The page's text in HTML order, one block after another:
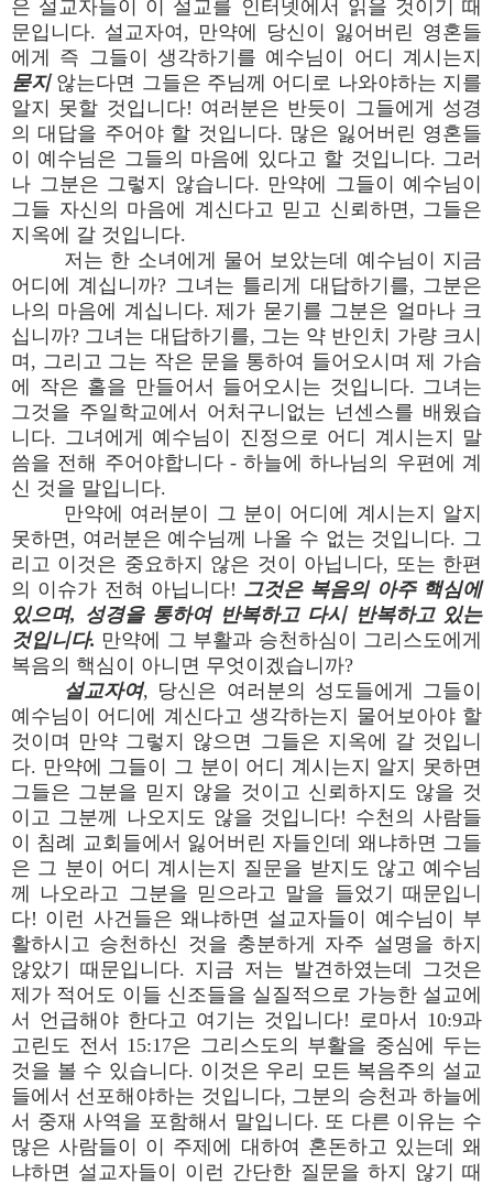
은 설교자들이 이 설교를 인터넷에서 읽을 것이기 때
문입니다. 설교자여, 만약에 당신이 잃어버린 영혼들
에게 즉 그들이 생각하기를 예수님이 어디 계시는지
묻지않는다면 그들은 주님께 어디로 나와야하는 지를
알지 못할 것입니다! 여러분은 반듯이 그들에게 성경
의 대답을 주어야 할 것입니다. 많은 잃어버린 영혼들
이 예수님은 그들의 마음에 있다고 할 것입니다. 그러
나 그분은 그렇지 않습니다. 만약에 그들이 예수님이
그들 자신의 마음에 계신다고 믿고 신뢰하면, 그들은
지옥에 갈 것입니다.
저는 한 소녀에게 물어 보았는데 예수님이 지금
어디에 계십니까? 그녀는 틀리게 대답하기를, 그분은
나의 마음에 계십니다. 제가 묻기를 그분은 얼마나 크
십니까? 그녀는 대답하기를, 그는 약 반인치 가량 크시
며, 그리고 그는 작은 문을 통하여 들어오시며 제 가슴
에 작은 홀을 만들어서 들어오시는 것입니다. 그녀는
그것을 주일학교에서 어처구니없는 넌센스를 배웠습
니다. 그녀에게 예수님이 진정으로 어디 계시는지 말
씀을 전해 주어야합니다 - 하늘에 하나님의 우편에 계
신 것을 말입니다.
만약에 여러분이 그 분이 어디에 계시는지 알지
못하면, 여러분은 예수님께 나올 수 없는 것입니다. 그
리고 이것은 중요하지 않은 것이 아닙니다, 또는 한편
의 이슈가 전혀 아닙니다! 그것은 복음의 아주 핵심에
있으며, 성경을 통하여 반복하고 다시 반복하고 있는
것입니다. 만약에 그 부활과 승천하심이 그리스도에게
복음의 핵심이 아니면 무엇이겠습니까?
설교자여, 당신은 여러분의 성도들에게 그들이
예수님이 어디에 계신다고 생각하는지 물어보아야 할
것이며 만약 그렇지 않으면 그들은 지옥에 갈 것입니
다. 만약에 그들이 그 분이 어디 계시는지 알지 못하면
그들은 그분을 믿지 않을 것이고 신뢰하지도 않을 것
이고 그분께 나오지도 않을 것입니다! 수천의 사람들
이 침례 교회들에서 잃어버린 자들인데 왜냐하면 그들
은 그 분이 어디 계시는지 질문을 받지도 않고 예수님
께 나오라고 그분을 믿으라고 말을 들었기 때문입니
다! 이런 사건들은 왜냐하면 설교자들이 예수님이 부
활하시고 승천하신 것을 충분하게 자주 설명을 하지
않았기 때문입니다. 지금 저는 발견하였는데 그것은
제가 적어도 이들 신조들을 실질적으로 가능한 설교에
서 언급해야 한다고 여기는 것입니다! 로마서 10:9과
고린도 전서 15:17은 그리스도의 부활을 중심에 두는
것을 볼 수 있습니다. 이것은 우리 모든 복음주의 설교
들에서 선포해야하는 것입니다, 그분의 승천과 하늘에
서 중재 사역을 포함해서 말입니다. 또 다른 이유는 수
많은 사람들이 이 주제에 대하여 혼돈하고 있는데 왜
냐하면 설교자들이 이런 간단한 질문을 하지 않기 때